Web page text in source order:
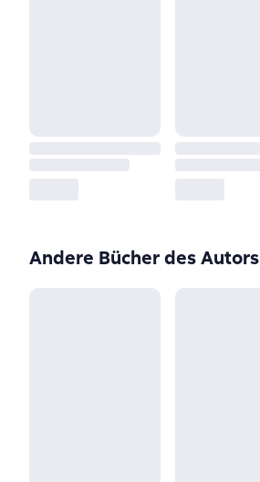
Andere Bücher des Autors